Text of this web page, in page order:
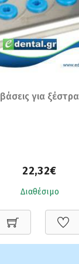
βάσεις για ξέστρα
22,32€
Διαθέσιμο